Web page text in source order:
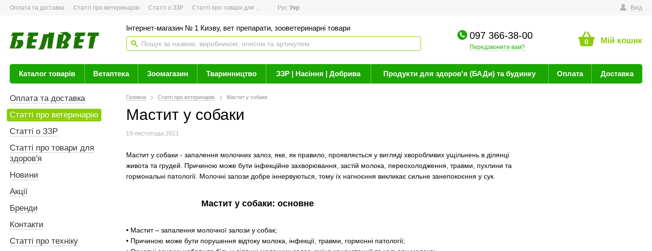
Оплата та доставка Статті про ветеринарію Статті о ЗЗР Статті про товари для здоров'я Новини Вхід
Рус Укр
Інтернет-магазин № 1 Киэву, вет препарати, зооветеринарні товари
097 366-38-00
Передзвонити вам?
0 Мій кошик
Каталог товарів Ветаптека Зоомагазин Тваринництво ЗЗР | Насіння | Добрива Продукти для здоров'я (БАДи) та будинку Оплата Доставка
Головна Статті про ветеринарію Мастит у собаки
Мастит у собаки
19 листопада 2021
Мастит у собаки - запалення молочних залоз, яке, як правило, проявляється у вигляді хворобливих ущільнень в ділянці
живота та грудей. Причиною може бути інфекційне захворювання, застій молока, переохолодження, травми, пухлини та
гормональні патології. Молочні залози добре іннервуються, тому їх нагноєння викликає сильне занепокоєння у сук.
Мастит у собаки: основне
• Мастит – запалення молочної залози у собак;
• Причиною може бути порушення відтоку молока, інфекції, травми, гормонні патології;
Оплата та доставка
Статті про ветеринарію
Статті о ЗЗР
Статті про товари для
здоров'я
Новини
Акції
Бренди
Контакти
Статті про техніку